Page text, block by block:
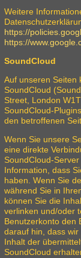
Weitere
https://
https://
SoundCloud
Auf unseren Seiten
SoundCloud
Street, London
SoundCloud-
den betroffenen
Wenn Sie unsere
eine direkte
SoundCloud-
Information, dass
haben. Wenn Sie
während Sie in
können Sie die
verlinken und/oder
Benutzerkonto den
darauf hin, dass
Inhalt der
SoundCloud